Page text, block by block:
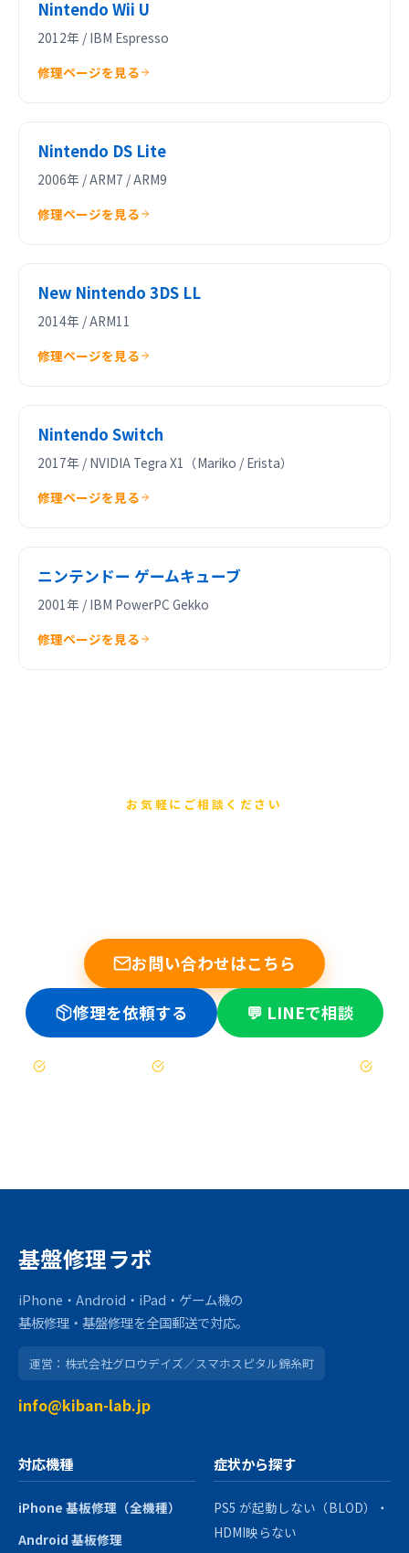
Nintendo Wii U
2012年 / IBM Espresso
修理ページを見る
Nintendo DS Lite
2006年 / ARM7 / ARM9
修理ページを見る
New Nintendo 3DS LL
2014年 / ARM11
修理ページを見る
Nintendo Switch
2017年 / NVIDIA Tegra X1（Mariko / Erista）
修理ページを見る
ニンテンドー ゲームキューブ
2001年 / IBM PowerPC Gekko
修理ページを見る
お気軽にご相談ください
お問い合わせはこちら
修理を依頼する 💬 LINEで相談
基盤修理ラボ
iPhone・Android・iPad・ゲーム機の
基板修理・基盤修理を全国郵送で対応。
運営：株式会社グロウデイズ／スマホスピタル錦糸町
info@kiban-lab.jp
対応機種
iPhone 基板修理（全機種）
Android 基板修理
症状から探す
PS5 が起動しない（BLOD）・
HDMI映らない